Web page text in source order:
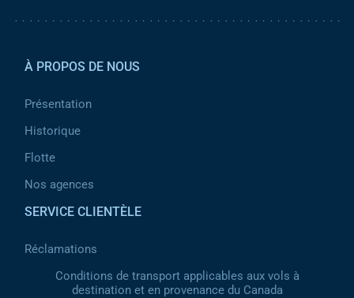
À PROPOS DE NOUS
Présentation
Historique
Flotte
Nos agences
SERVICE CLIENTÈLE
Réclamations
Conditions de transport applicables aux vols à
destination et en provenance du Canada